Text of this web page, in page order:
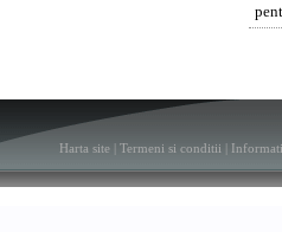
Harta site Termeni si conditii